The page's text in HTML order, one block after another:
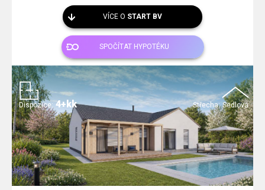
VÍCE O START BV
SPOČÍTAT HYPOTÉKU
Střecha: Sedlová
Dispozice: 4+kk